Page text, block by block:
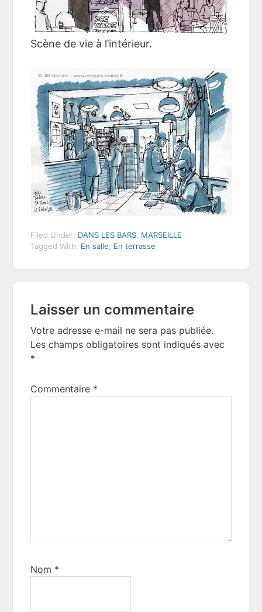
Scène de vie à l’intérieur.
Filed Under: DANS LES BARS, MARSEILLE
Tagged With: En salle, En terrasse
Interactions
Laisser un commentaire
Votre adresse e-mail ne sera pas publiée.
Les champs obligatoires sont indiqués avec
*
Commentaire *
Nom *